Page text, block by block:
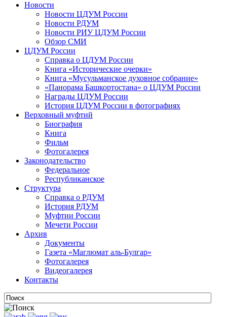
Новости
Новости ЦДУМ России
Новости РДУМ
Новости РИУ ЦДУМ России
Обзор СМИ
ЦДУМ России
Справка о ЦДУМ России
Книга «Исторические очерки»
Книга «Мусульманское духовное собрание»
«Панорама Башкортостана» о ЦДУМ России
Награды ЦДУМ России
История ЦДУМ России в фотографиях
Верховный муфтий
Биография
Книга
Фильм
Фотогалерея
Законодательство
Федеральное
Республиканское
Структура
Справка о РДУМ
История РДУМ
Муфтии России
Мечети России
Архив
Документы
Газета «Маглюмат аль-Булгар»
Фотогалерея
Видеогалерея
Контакты